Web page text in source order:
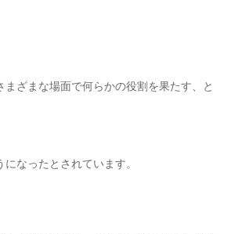
まざまな場面で何らかの役割を果たす、と
なったとされています。